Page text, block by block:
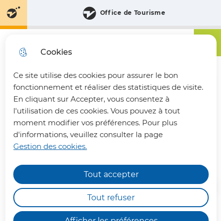
Cookies
Ce site utilise des cookies pour assurer le bon
fonctionnement et réaliser des statistiques de visite.
En cliquant sur Accepter, vous consentez à
l'utilisation de ces cookies. Vous pouvez à tout
moment modifier vos préférences. Pour plus
d'informations, veuillez consulter la page
Gestion des cookies.
Tout accepter
Tout refuser
menu
Aller à la
Aller au
principal
du site
fermer
INFOS PRATIQUES
Les déchèteries intercommunales de Bohain-
en-Vermandois, Joncourt et Vermand,
Office de Tourisme
Communauté de Communes du Pays du Vermandois
Menu principal
FRANCILLY-SELENCY
Annuaire des communes